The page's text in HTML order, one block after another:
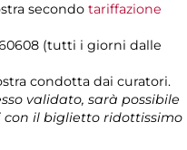
secondo tariffazione
(tutti i giorni dalle
condotta dai curatori.
validato, sarà possibile
con il biglietto ridottissimo